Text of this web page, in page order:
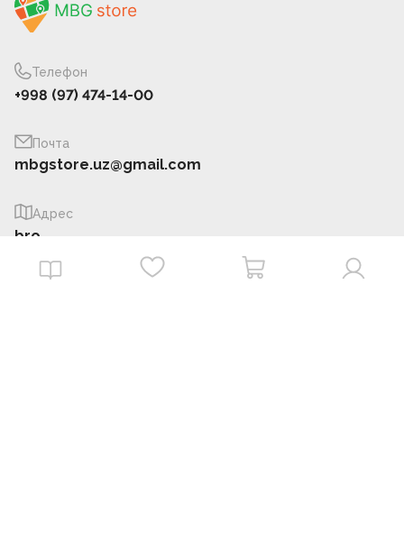
Телефон
+998 (97) 474-14-00
Почта
mbgstore.uz@gmail.com
Адрес
bro
Информация